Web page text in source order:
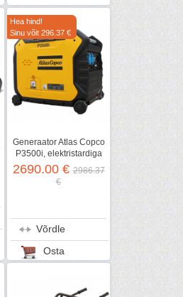
Hea hind!
Sinu võit 296.37 €
Generaator Atlas Copco
P3500i, elektristardiga
2690.00 €2986.37
€
Võrdle
Osta